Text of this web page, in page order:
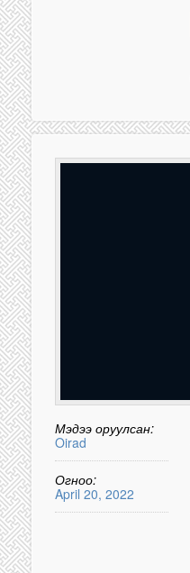
Мэдээ оруулсан:
Oirad
Огноо:
April 20, 2022